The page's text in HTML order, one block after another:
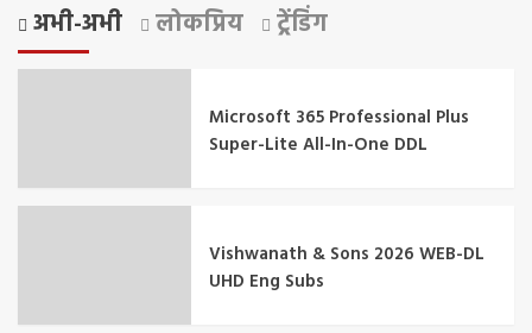
अभी-अभी लोकप्रिय ट्रेंडिंग
Microsoft 365 Professional Plus
Super-Lite All-In-One DDL
Vishwanath & Sons 2026 WEB-DL
UHD Eng Subs